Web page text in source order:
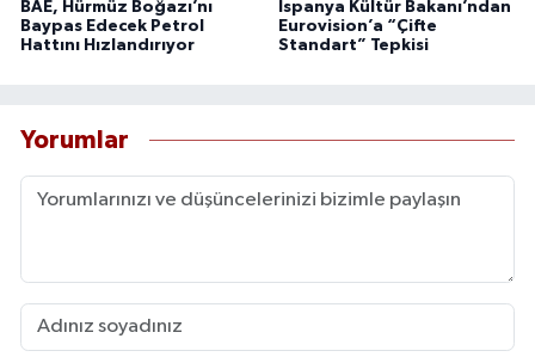
BAE, Hürmüz Boğazı’nı
Baypas Edecek Petrol
Hattını Hızlandırıyor
İspanya Kültür Bakanı’ndan
Eurovision’a “Çifte
Standart” Tepkisi
Yorumlar